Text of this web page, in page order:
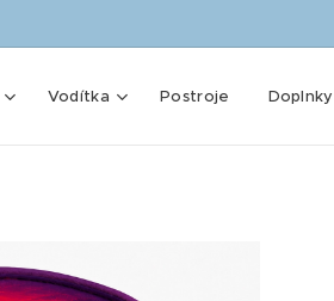
Vodítka Postroje Doplnky